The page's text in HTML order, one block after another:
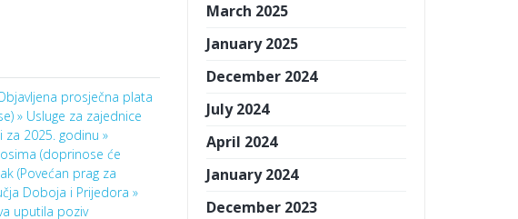
March 2025
January 2025
December 2024
July 2024
April 2024
January 2024
December 2023
prosječna plata
» Usluge za zajednice
2025. godinu »
(doprinose će
(Povećan prag za
Doboja i Prijedora »
uputila poziv